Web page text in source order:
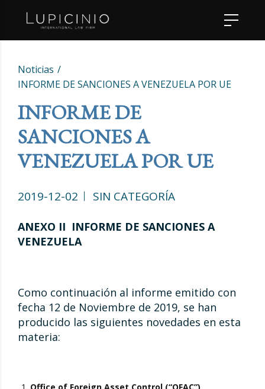
Noticias
INFORME DE SANCIONES A VENEZUELA POR UE
INFORME DE
SANCIONES A
VENEZUELA POR UE
2019-12-02 SIN CATEGORÍA
ANEXO II INFORME DE SANCIONES A
VENEZUELA
Como continuación al informe emitido con
fecha 12 de Noviembre de 2019, se han
producido las siguientes novedades en esta
materia: